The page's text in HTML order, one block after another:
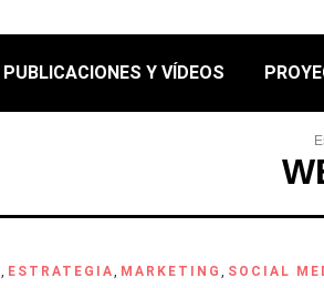
PUBLICACIONES Y VÍDEOS
, ESTRATEGIA, MARKETING , SOCIAL